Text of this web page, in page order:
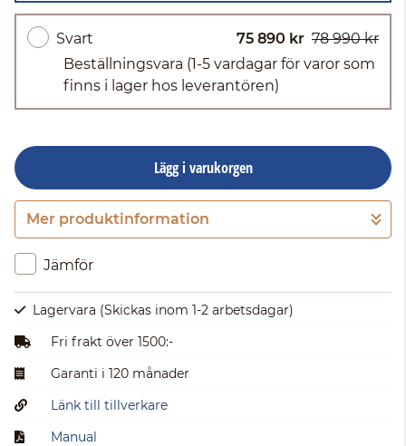
Svart 75 890 kr 78 990 kr
Beställningsvara (1-5 vardagar för varor som
finns i lager hos leverantören)
Lägg i varukorgen
Gå till kassan
Mer produktinformation
Jämför
Lagervara (Skickas inom 1-2 arbetsdagar)
Fri frakt över 1500:-
Garanti i 120 månader
Länk till tillverkare
Manual